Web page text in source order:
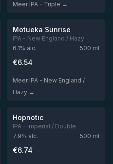
Meer IPA - Triple →
Niet op voorraad
★3.89
Motueka Sunrise
IPA - New England / Hazy
6.1% alc. 500 ml
€6.54
Meer IPA - New England /
Hazy →
★3.89
Hopnotic
IPA - Imperial / Double
7.9% alc. 500 ml
€6.74